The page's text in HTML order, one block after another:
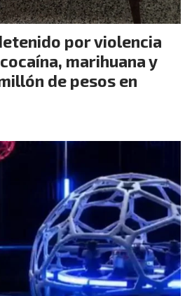
por violencia
marihuana y
de pesos en